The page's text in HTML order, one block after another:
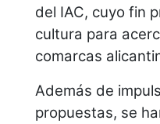
del IAC, cuyo fin
cultura para
comarcas
Además de
propuestas, se